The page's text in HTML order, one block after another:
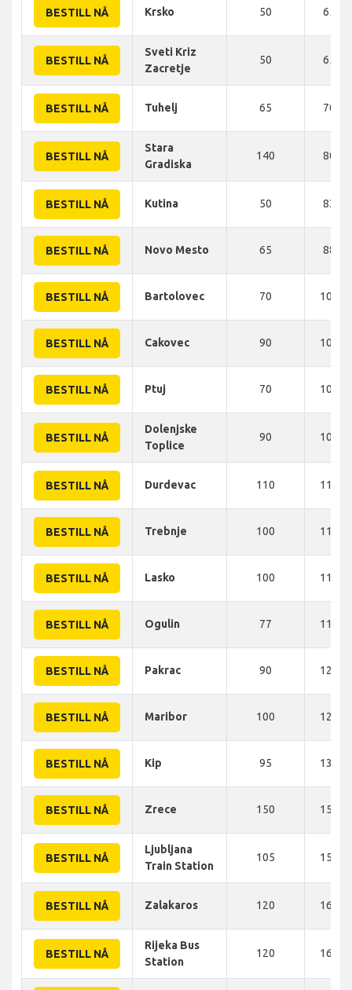
BESTILL NÅ Krsko 50 65
BESTILL NÅ
Sveti Kriz
Zacretje
50 65
BESTILL NÅ Tuhelj 65 70
BESTILL NÅ
Stara
Gradiska
140 80
BESTILL NÅ Kutina 50 83
BESTILL NÅ Novo Mesto 65 88
BESTILL NÅ Bartolovec 70 100
BESTILL NÅ Cakovec 90 100
BESTILL NÅ Ptuj 70 105
BESTILL NÅ
Dolenjske
Toplice
90 105
BESTILL NÅ Durdevac 110 110
BESTILL NÅ Trebnje 100 110
BESTILL NÅ Lasko 100 110
BESTILL NÅ Ogulin 77 115
BESTILL NÅ Pakrac 90 120
BESTILL NÅ Maribor 100 125
BESTILL NÅ Kip 95 136
BESTILL NÅ Zrece 150 150
BESTILL NÅ
Ljubljana
Train Station
105 155
BESTILL NÅ Zalakaros 120 160
BESTILL NÅ
Rijeka Bus
Station
120 167